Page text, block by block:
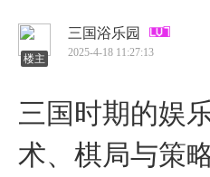
楼主
三国浴乐园
2025-4-18 11:27:13
三国时期的娱
术、棋局与策